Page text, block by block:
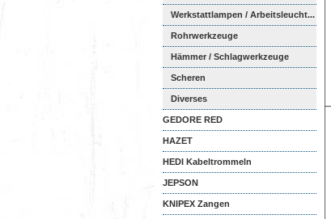
Werkstattlampen / Arbeitsleucht...
Rohrwerkzeuge
Hämmer / Schlagwerkzeuge
Scheren
Diverses
GEDORE RED
HAZET
HEDI Kabeltrommeln
JEPSON
KNIPEX Zangen